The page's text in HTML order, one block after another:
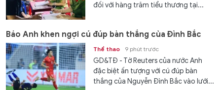
đối với hàng trăm tiểu thương tại...
Báo Anh khen ngợi cú đúp bàn thắng của Đình Bắc
Thể thao 9 phút trước
GD&TĐ - Tờ Reuters của nước Anh
đặc biệt ấn tượng với cú đúp bàn
thắng của Nguyễn Đình Bắc vào lưới...